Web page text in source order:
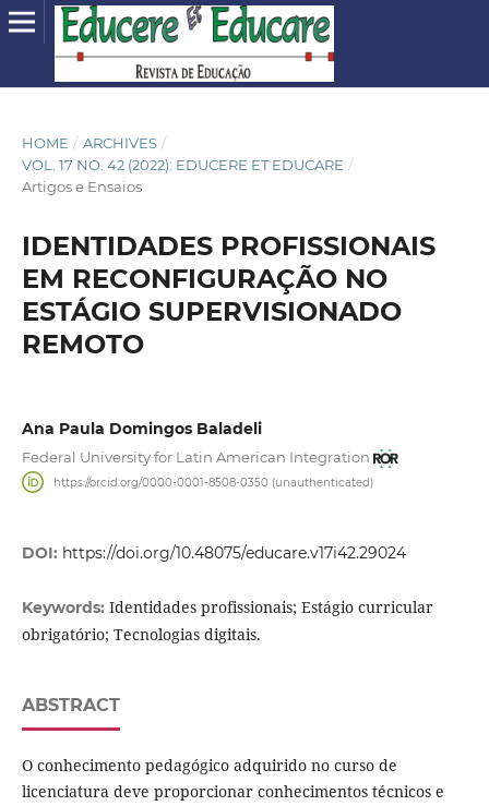
HOME / ARCHIVES /
VOL. 17 NO. 42 (2022): EDUCERE ET EDUCARE /
Artigos e Ensaios
IDENTIDADES PROFISSIONAIS
EM RECONFIGURAÇÃO NO
ESTÁGIO SUPERVISIONADO
REMOTO
Ana Paula Domingos Baladeli
Federal University for Latin American Integration
https://orcid.org/0000-0001-8508-0350 (unauthenticated)
DOI: https://doi.org/10.48075/educare.v17i42.29024
Keywords: Identidades profissionais; Estágio curricular
obrigatório; Tecnologias digitais.
ABSTRACT
O conhecimento pedagógico adquirido no curso de
licenciatura deve proporcionar conhecimentos técnicos e